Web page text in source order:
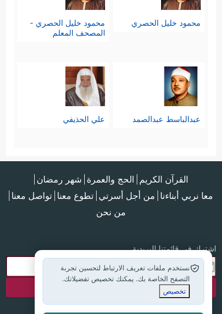
محمود خليل الحصري
محمود خليل الحصري -
المصحف المعلم
عبدالباسط عبدالصمد علي الحذيفي
القرآن الكريم الحج والعمرة شهر رمضان
معا نربي أبناءنا من أجل أسرتي تطوع معنا تواصل معنا
من نحن
اشترك في قائمتنا البريدية
نستخدم ملفات تعريف الارتباط لتحسين تجربة
التصفح الخاصة بك. يمكنك تخصيص تفضيلاتك.
تخصيص